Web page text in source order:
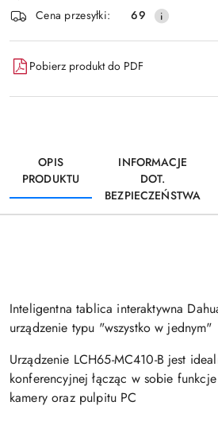
Wyślij
dostawa
Cena przesyłki: 69
Pobierz produkt do PDF
OPIS
PRODUKTU
INFORMACJE
DOT.
BEZPIECZEŃSTWA
Inteligentna tablica interaktywna
urządzenie typu "wszystko w jednym"
Urządzenie LCH65-MC410-B jest
konferencyjnej łącząc w sobie
kamery oraz pulpitu PC